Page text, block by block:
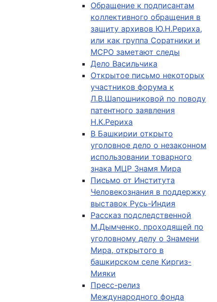
Обращение к подписантам
коллективного обращения в
защиту архивов Ю.Н.Рериха,
или как группа Соратники и
МСРО заметают следы
Дело Васильчика
Открытое письмо некоторых
участников форума к
Л.В.Шапошниковой по поводу
патентного заявления
Н.К.Рериха
В Башкирии открыто
уголовное дело о незаконном
использовании товарного
знака МЦР Знамя Мира
Письмо от Института
Человекознания в поддержку
выставок Русь-Индия
Рассказ подследственной
М.Дымченко, проходящей по
уголовному делу о Знамени
Мира, открытого в
башкирском селе Киргиз-
Мияки
Пресс-релиз
Международного фонда